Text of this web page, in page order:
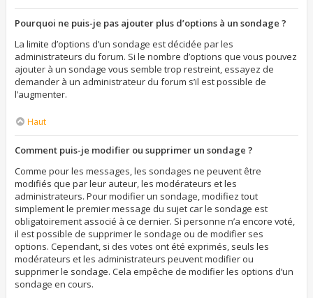
Pourquoi ne puis-je pas ajouter plus d’options à un sondage ?
La limite d’options d’un sondage est décidée par les
administrateurs du forum. Si le nombre d’options que vous pouvez
ajouter à un sondage vous semble trop restreint, essayez de
demander à un administrateur du forum s’il est possible de
l’augmenter.
Haut
Comment puis-je modifier ou supprimer un sondage ?
Comme pour les messages, les sondages ne peuvent être
modifiés que par leur auteur, les modérateurs et les
administrateurs. Pour modifier un sondage, modifiez tout
simplement le premier message du sujet car le sondage est
obligatoirement associé à ce dernier. Si personne n’a encore voté,
il est possible de supprimer le sondage ou de modifier ses
options. Cependant, si des votes ont été exprimés, seuls les
modérateurs et les administrateurs peuvent modifier ou
supprimer le sondage. Cela empêche de modifier les options d’un
sondage en cours.